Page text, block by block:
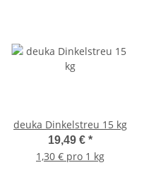
deuka Dinkelstreu 15 kg
19,49 € *
1,30 € pro 1 kg